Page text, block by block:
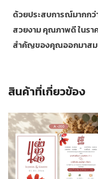
ด้วยประสบการณ์มากกว่
สวยงาม คุณภาพดี ในรา
สำคัญของคุณออกมาส
สินค้าที่เกี่ยวข้อง